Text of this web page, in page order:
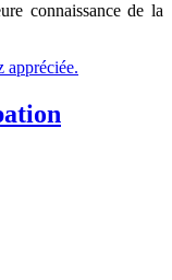
connaissance de la
appréciée.